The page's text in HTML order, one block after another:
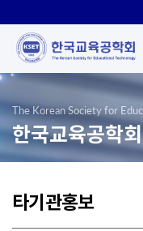
The Korean Society for
한국교육공학회
타기관홍보